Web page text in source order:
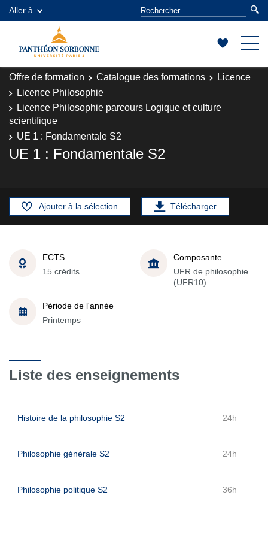
Aller à
Offre de formation Catalogue des formations
Licence
Licence Philosophie
Licence Philosophie parcours Logique et culture
scientifique
UE 1 : Fondamentale S2
UE 1 : Fondamentale S2
Ajouter à la sélection Télécharger
ECTS
15 crédits
Composante
UFR de philosophie
(UFR10)
Période de l'année
Printemps
Liste des enseignements
Histoire de la philosophie S2 24h
Philosophie générale S2 24h
Philosophie politique S2 36h